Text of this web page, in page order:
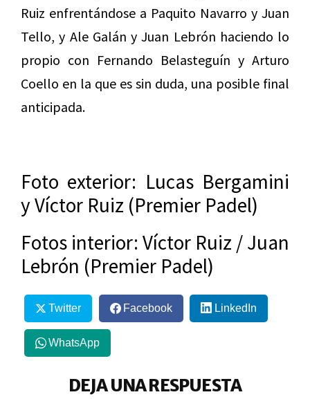
Ruiz enfrentándose a Paquito Navarro y Juan
Tello, y Ale Galán y Juan Lebrón haciendo lo
propio con Fernando Belasteguín y Arturo
Coello en la que es sin duda, una posible final
anticipada.
Foto exterior: Lucas Bergamini
y Víctor Ruiz (Premier Padel)
Fotos interior: Víctor Ruiz / Juan
Lebrón (Premier Padel)
Twitter Facebook LinkedIn
WhatsApp
DEJA UNA RESPUESTA